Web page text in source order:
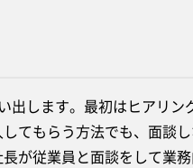
します。最初はヒアリ
てもらう方法でも、面談
が従業員と面談をして業